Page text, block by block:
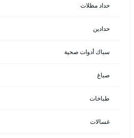
حداد مظلات
حدادين
سباك أدوات صحية
صباغ
طباخات
غسالات